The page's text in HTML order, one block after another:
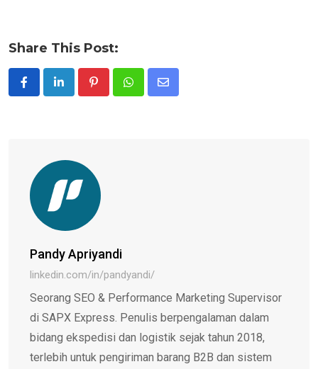
Share This Post:
PinterestWhatsappShare
Pandy Apriyandi
linkedin.com/in/pandyandi/
Seorang SEO & Performance Marketing Supervisor
di SAPX Express. Penulis berpengalaman dalam
bidang ekspedisi dan logistik sejak tahun 2018,
terlebih untuk pengiriman barang B2B dan sistem